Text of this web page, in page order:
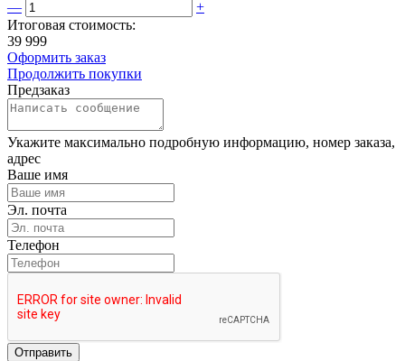
—
+
Итоговая стоимость:
39 999
Оформить заказ
Продолжить покупки
Предзаказ
Укажите максимально подробную информацию, номер заказа,
адрес
Ваше имя
Эл. почта
Телефон
Отправить